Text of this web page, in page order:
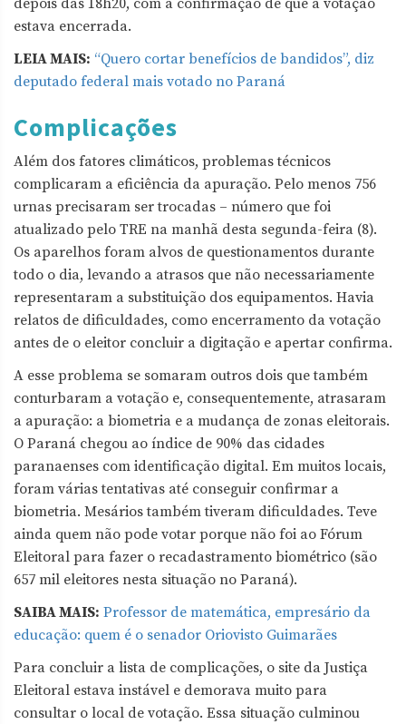
depois das 18h20, com a confirmação de que a votação
estava encerrada.
LEIA MAIS: “Quero cortar benefícios de bandidos”, diz
deputado federal mais votado no Paraná
Complicações
Além dos fatores climáticos, problemas técnicos
complicaram a eficiência da apuração. Pelo menos 756
urnas precisaram ser trocadas – número que foi
atualizado pelo TRE na manhã desta segunda-feira (8).
Os aparelhos foram alvos de questionamentos durante
todo o dia, levando a atrasos que não necessariamente
representaram a substituição dos equipamentos. Havia
relatos de dificuldades, como encerramento da votação
antes de o eleitor concluir a digitação e apertar confirma.
A esse problema se somaram outros dois que também
conturbaram a votação e, consequentemente, atrasaram
a apuração: a biometria e a mudança de zonas eleitorais.
O Paraná chegou ao índice de 90% das cidades
paranaenses com identificação digital. Em muitos locais,
foram várias tentativas até conseguir confirmar a
biometria. Mesários também tiveram dificuldades. Teve
ainda quem não pode votar porque não foi ao Fórum
Eleitoral para fazer o recadastramento biométrico (são
657 mil eleitores nesta situação no Paraná).
SAIBA MAIS: Professor de matemática, empresário da
educação: quem é o senador Oriovisto Guimarães
Para concluir a lista de complicações, o site da Justiça
Eleitoral estava instável e demorava muito para
consultar o local de votação. Essa situação culminou